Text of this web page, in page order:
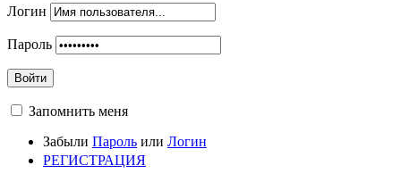
Логин
Пароль
Войти
Запомнить меня
Забыли Пароль или Логин
РЕГИСТРАЦИЯ